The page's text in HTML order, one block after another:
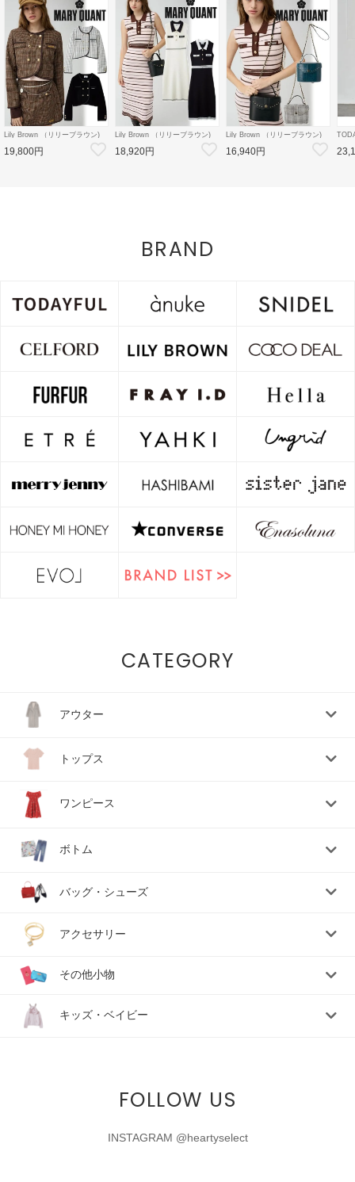
Lily Brown （リリーブラウン)
【LB×MARY QUANT】ダブル
ボタンジャケット 26秋冬
【LWFJ264100】ジャケット
19,800円
Lily Brown （リリーブラウン)
【LB×MARY QUANT】ポロニ
ットワンピース 26秋冬予約
【LWNO264110】フレアワンピ
18,920円
Lily Brown （リリーブラウン)
【LB×MARY QUANT】スタッ
ズバニティバッグ 26秋冬予約
【LWGB264343】ハンド・ショ
16,940円
26秋
BRAND
CATEGORY
アウター
トップス
ワンピース
ボトム
バッグ・シューズ
アクセサリー
その他小物
キッズ・ベイビー
FOLLOW US
INSTAGRAM @heartyselect